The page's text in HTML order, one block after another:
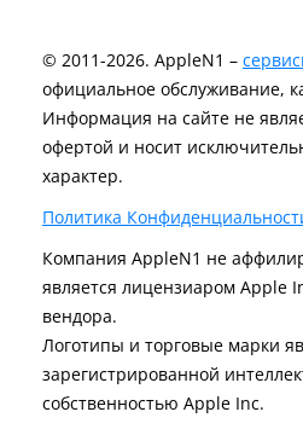
© 2011-2026. AppleN1 –
официальное обслуживание,
Информация на сайте не
офертой и носит
характер.
Политика
Компания AppleN1 не
является лицензиаром Apple
вендора.
Логотипы и торговые марки
зарегистрированной
собственностью Apple Inc.